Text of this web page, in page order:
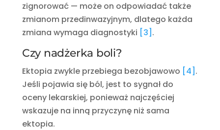
zignorować — może on odpowiadać także
zmianom przedinwazyjnym, dlatego każda
zmiana wymaga diagnostyki [3] .
Czy nadżerka boli?
Ektopia zwykle przebiega bezobjawowo [4] .
Jeśli pojawia się ból, jest to sygnał do
oceny lekarskiej, ponieważ najczęściej
wskazuje na inną przyczynę niż sama
ektopia.